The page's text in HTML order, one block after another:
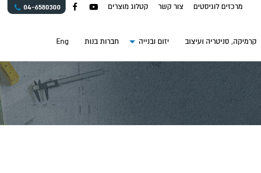
מרכזים לוגיסטים צור קשר קטלוג מוצרים 04-6580300
קרמיקה, סניטריה ועיצוב יזום ובנייה חברות בנות Eng